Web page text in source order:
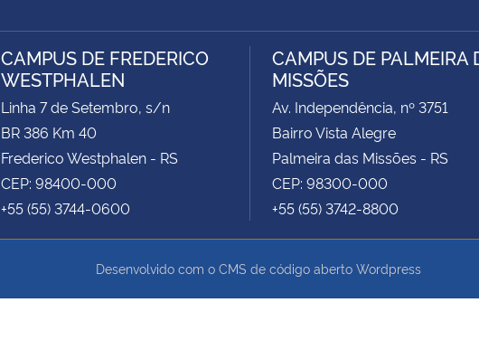
CAMPUS DE FREDERICO
WESTPHALEN
Linha 7 de Setembro, s/n
BR 386 Km 40
Frederico Westphalen - RS
CEP: 98400-000
+55 (55) 3744-0600
CAMPUS DE PALMEIRA
MISSÕES
Av. Independência, nº 3751
Bairro Vista Alegre
Palmeira das Missões - RS
CEP: 98300-000
+55 (55) 3742-8800
Desenvolvido com o CMS de código aberto Wordpress